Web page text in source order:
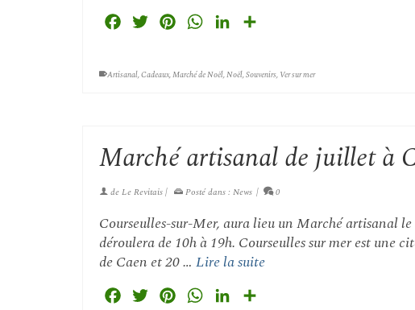
FacebookTwitterPinterestWhatsAppLinkedIn
Artisanal,Cadeaux,Marché de Noël,Noël,Souvenirs,Ver sur mer
Marché artisanal de juillet à
deLe Revitais| Posté dans : News | 0
Courseulles-sur-Mer, aura lieu un Marché artisanal
déroulera de 10h à 19h. Courseulles sur mer est une
de Caen et 20 … Lire la suite
FacebookTwitterPinterestWhatsAppLinkedIn